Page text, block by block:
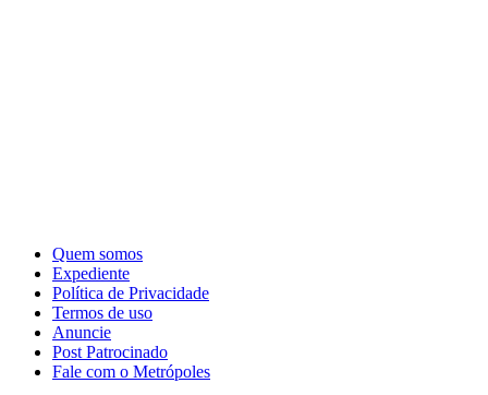
Quem somos
Expediente
Política de Privacidade
Termos de uso
Anuncie
Post Patrocinado
Fale com o Metrópoles